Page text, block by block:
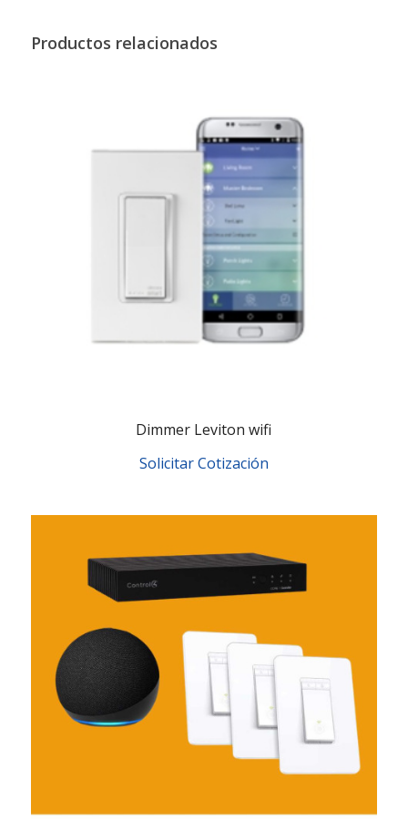
Productos relacionados
Dimmer Leviton wifi
Solicitar Cotización